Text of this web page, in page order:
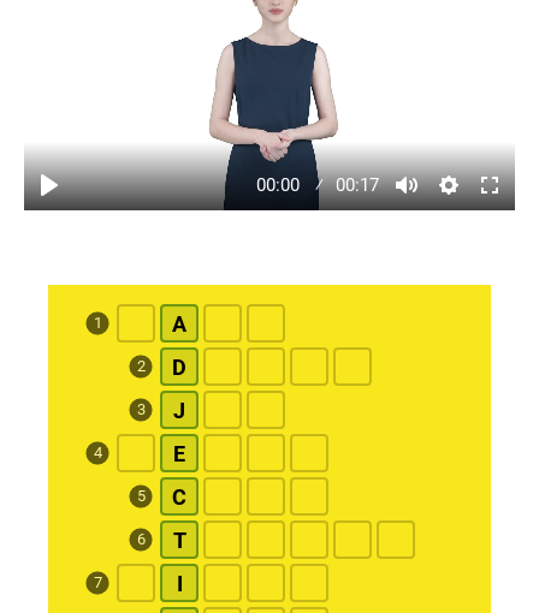
00:00 00:17
1 A
2 D
3 J
4 E
5 C
6 T
7 I